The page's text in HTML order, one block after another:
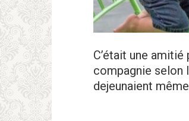
C’était une
compagnie selon
dejeunaient